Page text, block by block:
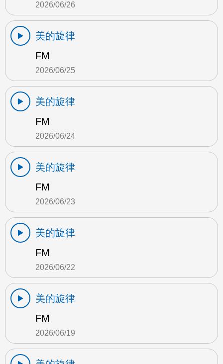
2026/06/26
美的旋律
FM
2026/06/25
美的旋律
FM
2026/06/24
美的旋律
FM
2026/06/23
美的旋律
FM
2026/06/22
美的旋律
FM
2026/06/19